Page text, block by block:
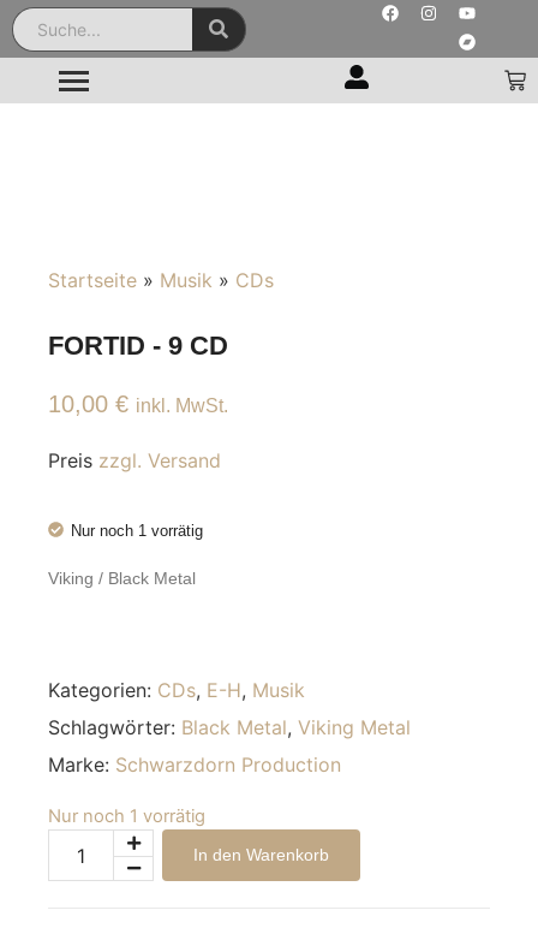
Startseite » Musik » CDs
FORTID - 9 CD
10,00 € inkl. MwSt.
Preis zzgl. Versand
Nur noch 1 vorrätig
Viking / Black Metal
Kategorien: CDs, E-H, Musik
Schlagwörter: Black Metal, Viking Metal
Marke: Schwarzdorn Production
Nur noch 1 vorrätig
In den Warenkorb
Alternative: